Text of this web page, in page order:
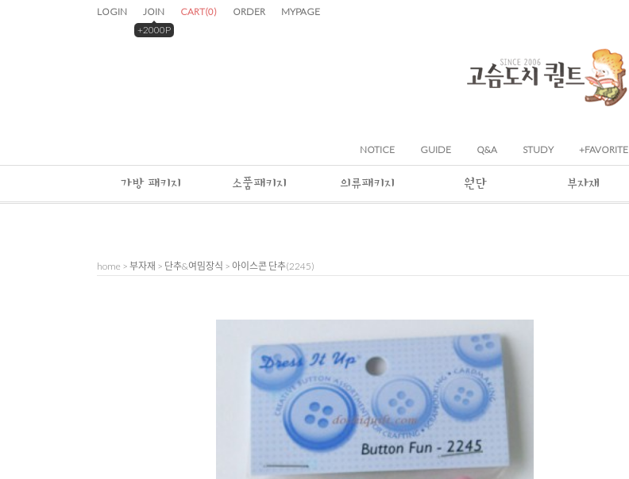
LOGIN
JOIN
+2000P
CART(0) ORDER MYPAGE
NOTICE GUIDE Q&A STUDY +FAVORITE
가방 패키지 소품패키지 의류패키지 원단 부자재
home > 부자재 > 단추&여밈장식 > 아이스콘 단추(2245)